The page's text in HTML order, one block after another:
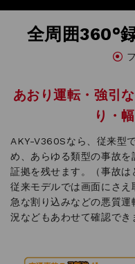
全周囲360°
あおり運転・強引
り・
AKY-V360Sなら、従来型
め、あらゆる類型の事故
証拠を残せます。（事故は
従来モデルでは画面にさえ
急な割り込みなどの悪質
況などもあわせて確認でき